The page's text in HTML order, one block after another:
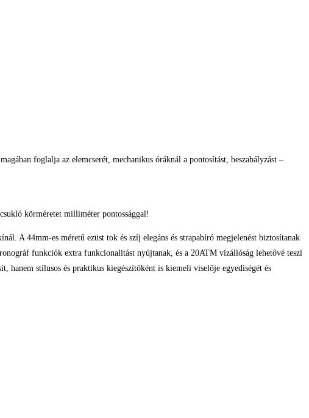
foglalja az elemcserét, mechanikus óráknál a pontosítást, beszabályzást –
körméretet milliméter pontossággal!
A 44mm-es méretű ezüst tok és szíj elegáns és strapabíró megjelenést biztosítanak
funkciók extra funkcionalitást nyújtanak, és a 20ATM vízállóság lehetővé teszi
hanem stílusos és praktikus kiegészítőként is kiemeli viselője egyediségét és